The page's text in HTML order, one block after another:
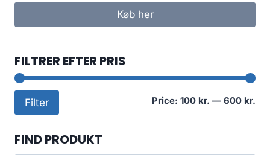
Køb her
FILTRER EFTER PRIS
Filter Price: 100 kr. — 600 kr.
FIND PRODUKT